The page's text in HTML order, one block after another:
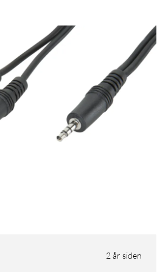
2 år siden